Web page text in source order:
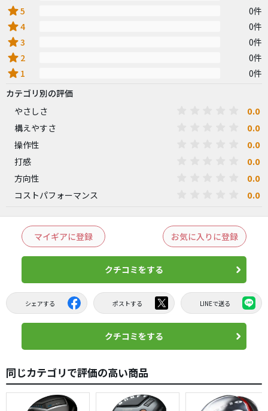
star5 0件
star4 0件
star3 0件
star 2 0件
star 1
0件
カテゴリ別の評価
やさしさ
0.0
構えやすさ 0.0
操作性 0.0
打感 0.0
方向性 0.0
コストパフォーマンス 0.0
マイギアに登録 お気に入りに登録
クチコミをする
シェアする ポストする LINEで送る
クチコミをする
同じカテゴリで評価の高い商品